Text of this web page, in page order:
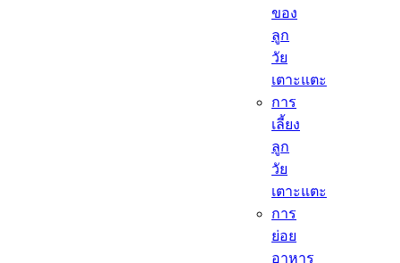
ของ
ลูก
วัย
เตาะแตะ
การ
เลี้ยง
ลูก
วัย
เตาะแตะ
การ
ย่อย
อาหาร